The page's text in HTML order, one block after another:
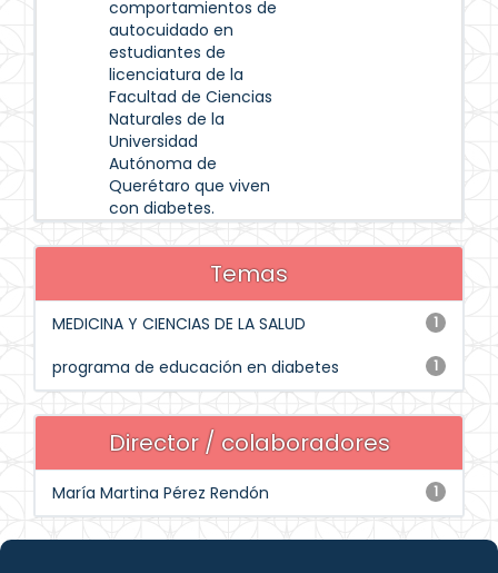
comportamientos de
autocuidado en
estudiantes de
licenciatura de la
Facultad de Ciencias
Naturales de la
Universidad
Autónoma de
Querétaro que viven
con diabetes.
Temas
1
MEDICINA Y CIENCIAS DE LA SALUD
1
programa de educación en diabetes
Director / colaboradores
1
María Martina Pérez Rendón